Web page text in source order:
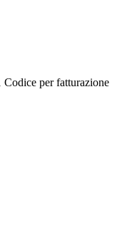
Codice per fatturazione